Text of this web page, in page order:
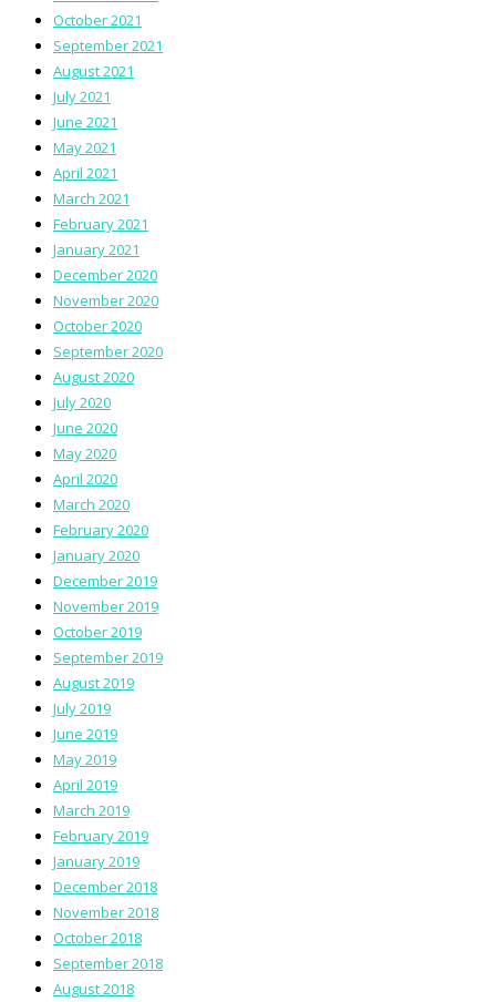
October 2021
September 2021
August 2021
July 2021
June 2021
May 2021
April 2021
March 2021
February 2021
January 2021
December 2020
November 2020
October 2020
September 2020
August 2020
July 2020
June 2020
May 2020
April 2020
March 2020
February 2020
January 2020
December 2019
November 2019
October 2019
September 2019
August 2019
July 2019
June 2019
May 2019
April 2019
March 2019
February 2019
January 2019
December 2018
November 2018
October 2018
September 2018
August 2018